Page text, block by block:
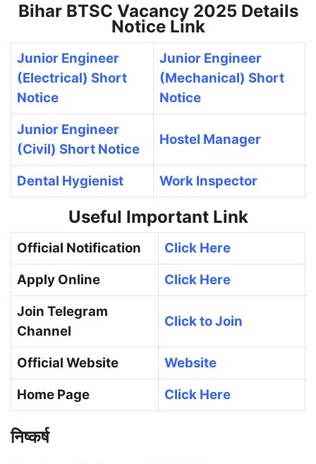
Bihar BTSC Vacancy 2025 Details
Notice Link
Junior Engineer
(Electrical) Short
Notice
Junior Engineer
(Mechanical) Short
Notice
Junior Engineer
(Civil) Short Notice
Hostel Manager
Dental Hygienist Work Inspector
Useful Important Link
Official Notification
Click Here
Apply Online
Click Here
Join Telegram
Channel
Click to Join
Official Website
Website
Home Page
Click Here
निष्कर्ष